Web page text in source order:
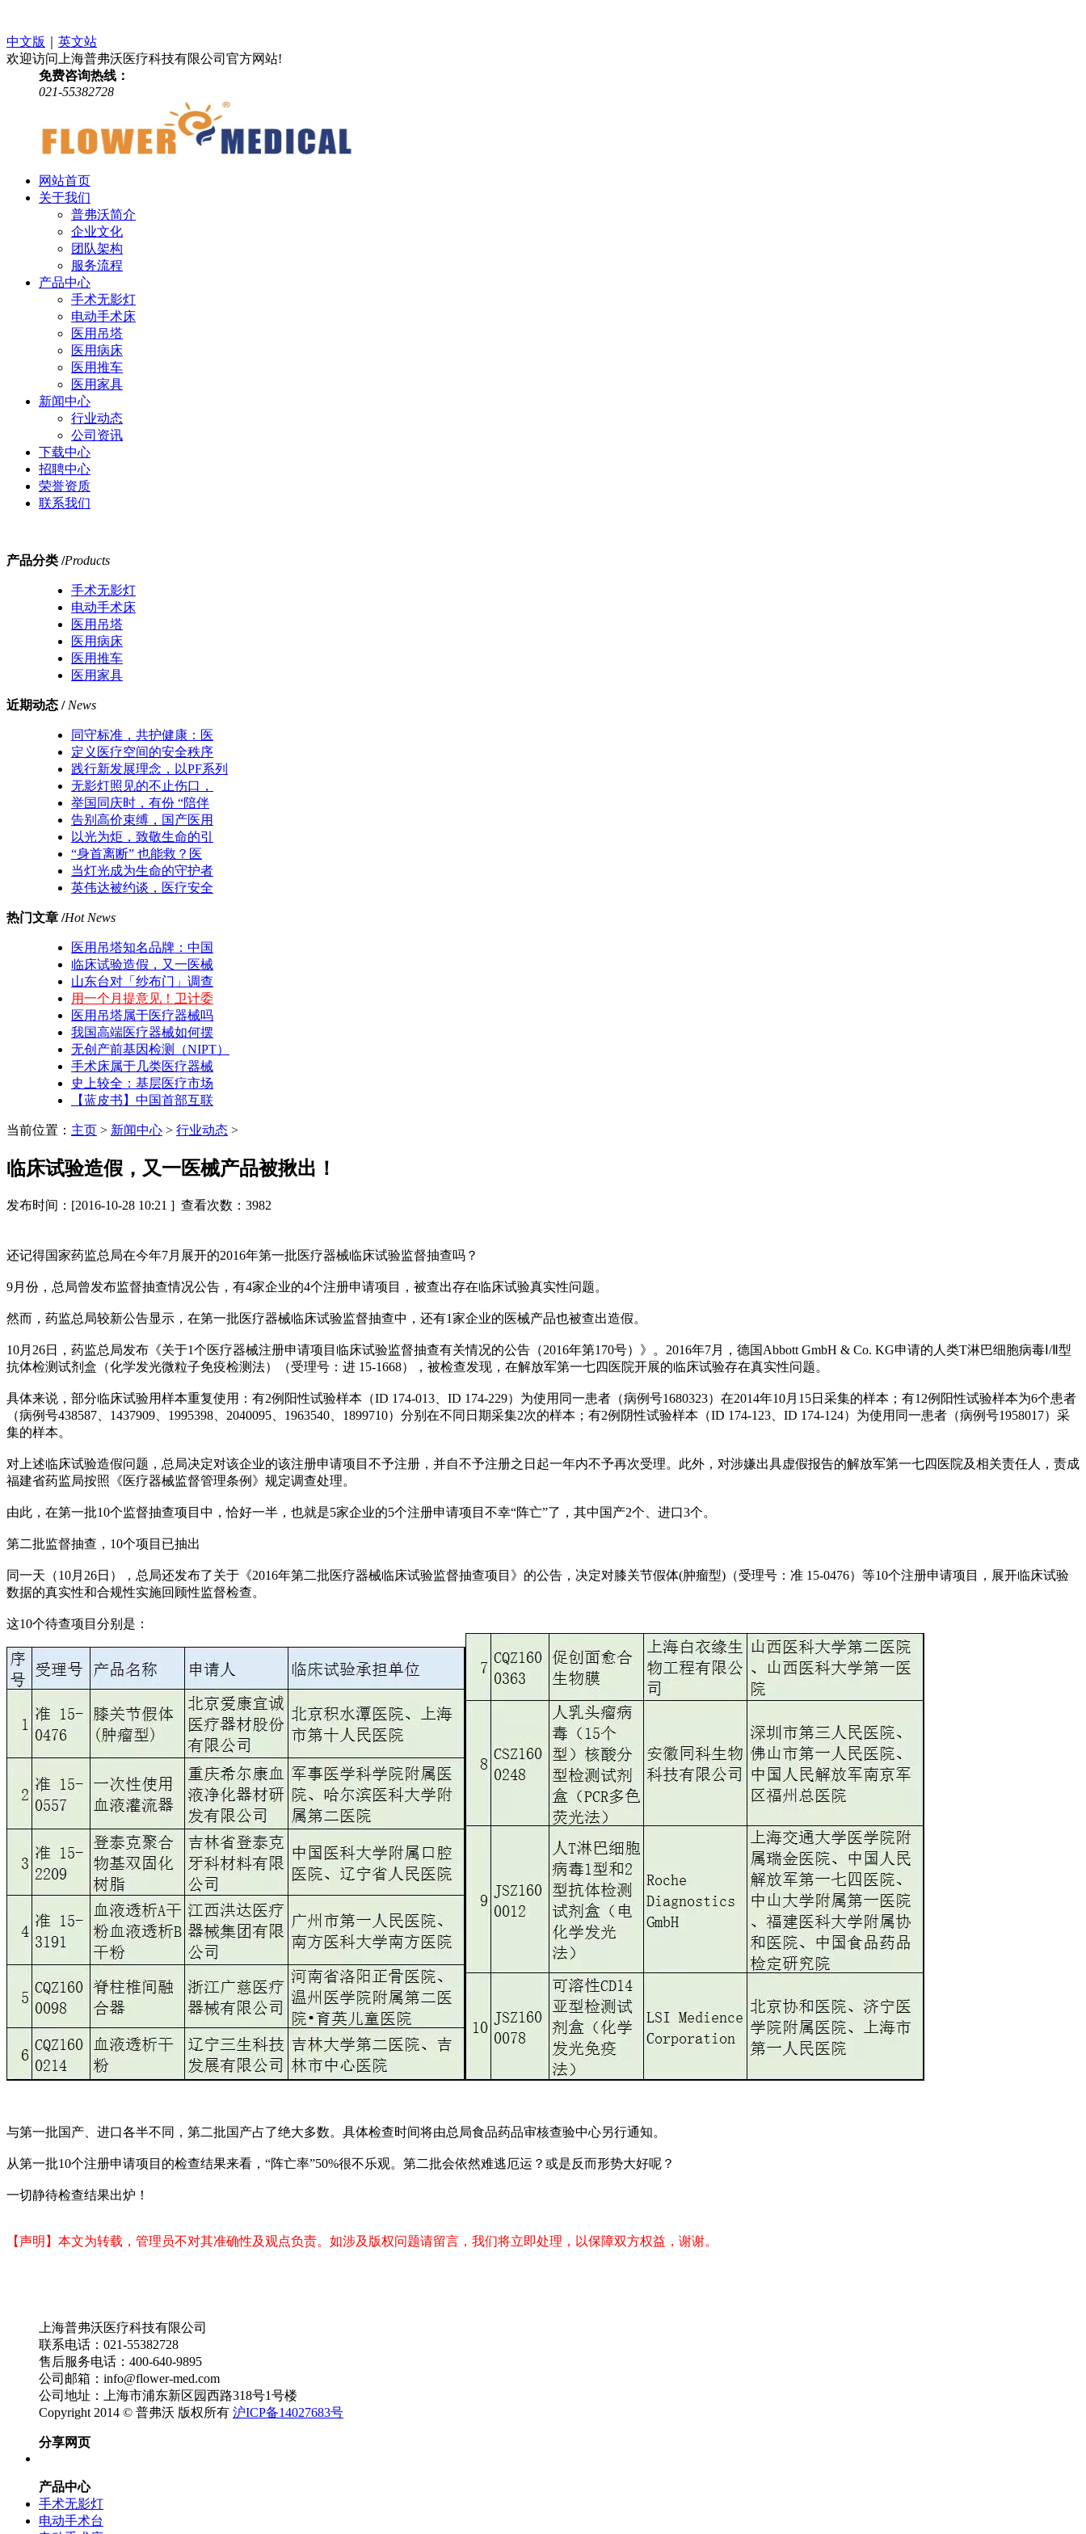
中文版
英文站
欢迎访问上海普弗沃医疗科技有限公司官方网站!
免费咨询热线：
021-55382728
网站首页
关于我们
普弗沃简介
企业文化
团队架构
服务流程
产品中心
手术无影灯
电动手术床
医用吊塔
医用病床
医用推车
医用家具
新闻中心
行业动态
公司资讯
下载中心
招聘中心
荣誉资质
联系我们
产品分类 /Products
手术无影灯
电动手术床
医用吊塔
医用病床
医用推车
医用家具
近期动态 /News
同守标准，共护健康：医
定义医疗空间的安全秩序
践行新发展理念，以PF系列
无影灯照见的不止伤口，
举国同庆时，有份 “陪伴
告别高价束缚，国产医用
以光为炬，致敬生命的引
“身首离断” 也能救？医
当灯光成为生命的守护者
英伟达被约谈，医疗安全
热门文章 /Hot News
医用吊塔知名品牌：中国
临床试验造假，又一医械
山东台对「纱布门」调查
用一个月提意见！卫计委
医用吊塔属于医疗器械吗
我国高端医疗器械如何摆
无创产前基因检测（NIPT）
手术床属于几类医疗器械
史上较全：基层医疗市场
【蓝皮书】中国首部互联
当前位置： 主页 > 新闻中心 > 行业动态 >
临床试验造假，又一医械产品被揪出！
发布时间：[2016-10-28 10:21 ] 查看次数： 3982
还记得国家药监总局在今年7月展开的2016年第一批医疗器械临床试验监督抽查吗？
9月份，总局曾发布监督抽查情况公告，有4家企业的4个注册申请项目，被查出存在临床试验真实性问题。
然而，药监总局较新公告显示，在第一批医疗器械临床试验监督抽查中，还有1家企业的医械产品也被查出造假。
10月26日，药监总局发布《关于1个医疗器械注册申请项目临床试验监督抽查有关情况的公告（2016年第170号）》。2016年7月，德国Abbott GmbH & Co. KG申请的人类T淋巴细胞病毒Ⅰ/Ⅱ型
抗体检测试剂盒（化学发光微粒子免疫检测法）（受理号：进 15-1668），被检查发现，在解放军第一七四医院开展的临床试验存在真实性问题。
具体来说，部分临床试验用样本重复使用：有2例阳性试验样本（ID 174-013、ID 174-229）为使用同一患者（病例号1680323）在2014年10月15日采集的样本；有12例阳性试验样本为6个患者
（病例号438587、1437909、1995398、2040095、1963540、1899710）分别在不同日期采集2次的样本；有2例阴性试验样本（ID 174-123、ID 174-124）为使用同一患者（病例号1958017）采
集的样本。
对上述临床试验造假问题，总局决定对该企业的该注册申请项目不予注册，并自不予注册之日起一年内不予再次受理。此外，对涉嫌出具虚假报告的解放军第一七四医院及相关责任人，责成
福建省药监局按照《医疗器械监督管理条例》规定调查处理。
由此，在第一批10个监督抽查项目中，恰好一半，也就是5家企业的5个注册申请项目不幸“阵亡”了，其中国产2个、进口3个。
第二批监督抽查，10个项目已抽出
同一天（10月26日），总局还发布了关于《2016年第二批医疗器械临床试验监督抽查项目》的公告，决定对膝关节假体(肿瘤型)（受理号：准 15-0476）等10个注册申请项目，展开临床试验
数据的真实性和合规性实施回顾性监督检查。
这10个待查项目分别是：
与第一批国产、进口各半不同，第二批国产占了绝大多数。具体检查时间将由总局食品药品审核查验中心另行通知。
从第一批10个注册申请项目的检查结果来看，“阵亡率”50%很不乐观。第二批会依然难逃厄运？或是反而形势大好呢？
一切静待检查结果出炉！
【声明】本文为转载，管理员不对其准确性及观点负责。如涉及版权问题请留言，我们将立即处理，以保障双方权益，谢谢。
上海普弗沃医疗科技有限公司
联系电话：021-55382728
售后服务电话：400-640-9895
公司邮箱：info@flower-med.com
公司地址：上海市浦东新区园西路318号1号楼
Copyright 2014 © 普弗沃 版权所有 沪ICP备14027683号
分享网页
产品中心
手术无影灯
电动手术台